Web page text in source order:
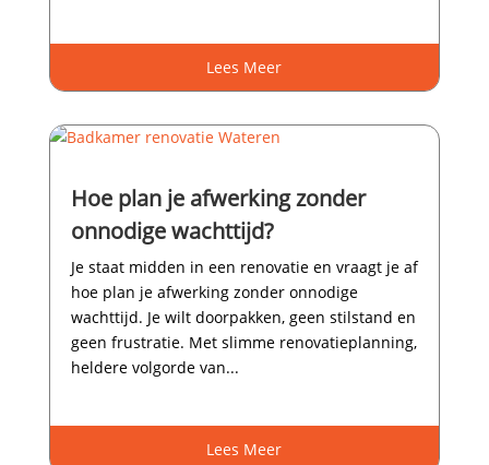
Lees Meer
Hoe plan je afwerking zonder
onnodige wachttijd?
Je staat midden in een renovatie en vraagt je af
hoe plan je afwerking zonder onnodige
wachttijd.​ Je wilt doorpakken, geen stilstand en
geen frustratie.​ Met slimme renovatieplanning,
heldere volgorde van...
Lees Meer